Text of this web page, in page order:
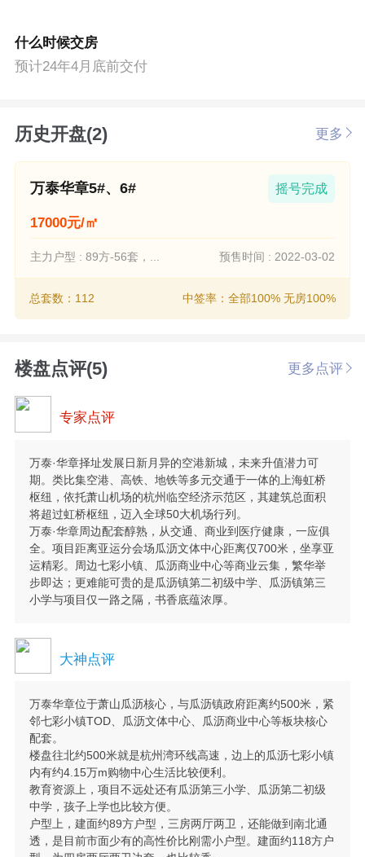
什么时候交房
预计24年4月底前交付
历史开盘(2) 更多
万泰华章5#、6# 摇号完成
17000元/㎡
主力户型 : 89方-56套，... 预售时间 : 2022-03-02
总套数：112 中签率：全部100% 无房100%
楼盘点评(5) 更多点评
专家点评
万泰·华章择址发展日新月异的空港新城，未来升值潜力可
期。类比集空港、高铁、地铁等多元交通于一体的上海虹桥
枢纽，依托萧山机场的杭州临空经济示范区，其建筑总面积
将超过虹桥枢纽，迈入全球50大机场行列。
万泰·华章周边配套醇熟，从交通、商业到医疗健康，一应俱
全。项目距离亚运分会场瓜沥文体中心距离仅700米，坐享亚
运精彩。周边七彩小镇、瓜沥商业中心等商业云集，繁华举
步即达；更难能可贵的是瓜沥镇第二初级中学、瓜沥镇第三
小学与项目仅一路之隔，书香底蕴浓厚。
大神点评
万泰华章位于萧山瓜沥核心，与瓜沥镇政府距离约500米，紧
邻七彩小镇TOD、瓜沥文体中心、瓜沥商业中心等板块核心
配套。
楼盘往北约500米就是杭州湾环线高速，边上的瓜沥七彩小镇
内有约4.15万m购物中心生活比较便利。
教育资源上，项目不远处还有瓜沥第三小学、瓜沥第二初级
中学，孩子上学也比较方便。
户型上，建面约89方户型，三房两厅两卫，还能做到南北通
透，是目前市面少有的高性价比刚需小户型。建面约118方户